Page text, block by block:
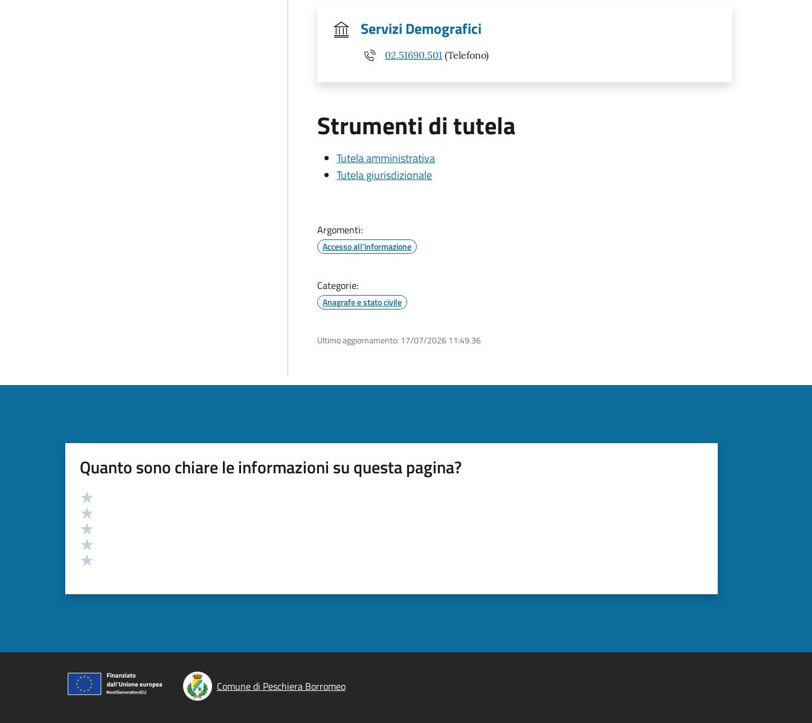
Servizi Demografici
02.51690.501 (Telefono)
Strumenti di tutela
Tutela amministrativa
Tutela giurisdizionale
Argomenti:
Accesso all'informazione
Categorie:
Anagrafe e stato civile
Ultimo aggiornamento: 17/07/2026 11:49.36
Quanto sono chiare le informazioni su questa pagina?
Valutazione
Comune di Peschiera Borromeo